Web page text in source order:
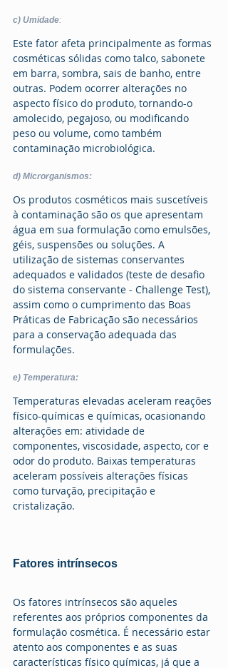
c) Umidade:
Este fator afeta principalmente as formas
cosméticas sólidas como talco, sabonete
em barra, sombra, sais de banho, entre
outras. Podem ocorrer alterações no
aspecto físico do produto, tornando-o
amolecido, pegajoso, ou modificando
peso ou volume, como também
contaminação microbiológica.
d) Microrganismos:
Os produtos cosméticos mais suscetíveis
à contaminação são os que apresentam
água em sua formulação como emulsões,
géis, suspensões ou soluções. A
utilização de sistemas conservantes
adequados e validados (teste de desafio
do sistema conservante - Challenge Test),
assim como o cumprimento das Boas
Práticas de Fabricação são necessários
para a conservação adequada das
formulações.
e) Temperatura:
Temperaturas elevadas aceleram reações
físico-químicas e químicas, ocasionando
alterações em: atividade de
componentes, viscosidade, aspecto, cor e
odor do produto. Baixas temperaturas
aceleram possíveis alterações físicas
como turvação, precipitação e
cristalização.
Fatores intrínsecos
Os fatores intrínsecos são aqueles
referentes aos próprios componentes da
formulação cosmética. É necessário estar
atento aos componentes e as suas
características físico químicas, já que a